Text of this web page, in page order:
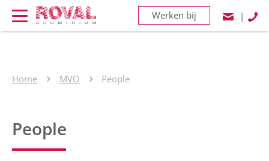
Werken bij |
Home MVO People
People